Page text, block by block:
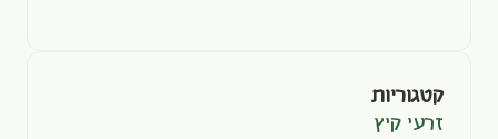
קטגוריות
זרעי קיץ